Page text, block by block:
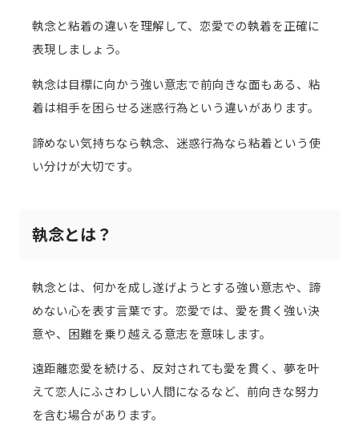
執念と粘着の違いを理解して、恋愛での執着を正確に
表現しましょう。
執念は目標に向かう強い意志で前向きな面もある、粘
着は相手を困らせる迷惑行為という違いがあります。
諦めない気持ちなら執念、迷惑行為なら粘着という使
い分けが大切です。
執念とは？
執念とは、何かを成し遂げようとする強い意志や、諦
めない心を表す言葉です。恋愛では、愛を貫く強い決
意や、困難を乗り越える意志を意味します。
遠距離恋愛を続ける、反対されても愛を貫く、夢を叶
えて恋人にふさわしい人間になるなど、前向きな努力
を含む場合があります。